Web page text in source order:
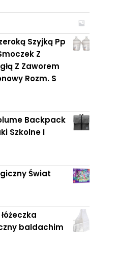
Szyjką Pp
Z
Z Zaworem
Rozm. S
Backpack
Szkolne I
Świat
baldachim